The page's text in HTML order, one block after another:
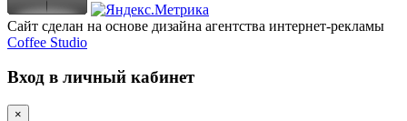
Сайт сделан на основе дизайна агентства интернет-рекламы
Coffee Studio
Вход в личный кабинет
×